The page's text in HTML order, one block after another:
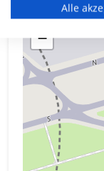
+
−
Verwendung
Erstellung von
Verwendung
Erstellung von
Verwendung
Messung der
Alle